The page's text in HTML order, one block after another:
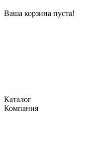
Ваша корзина пуста!
Каталог
Компания